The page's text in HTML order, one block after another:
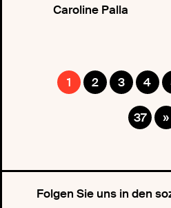
Caroline Palla
1 2 3 4
37 »
Folgen Sie uns in den